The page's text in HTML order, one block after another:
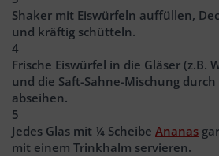
Shaker mit Eiswürfeln auffüllen,
und kräftig schütteln.
4
Frische Eiswürfel in die Gläser (z.B.
und die Saft-Sahne-Mischung durch
abseihen.
5
Jedes Glas mit ¼ Scheibe Ananas
mit einem Trinkhalm servieren.